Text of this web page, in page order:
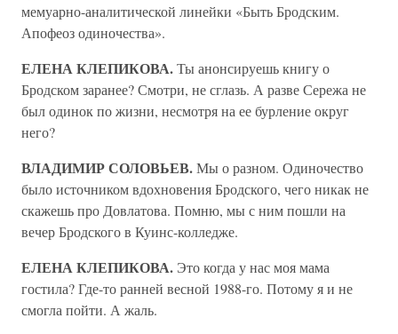
мемуарно-аналитической линейки «Быть Бродским.
Апофеоз одиночества».
ЕЛЕНА КЛЕПИКОВА.Ты анонсируешь книгу о
Бродском заранее? Смотри, не сглазь. А разве Сережа не
был одинок по жизни, несмотря на ее бурление округ
него?
ВЛАДИМИР СОЛОВЬЕВ.Мы о разном. Одиночество
было источником вдохновения Бродского, чего никак не
скажешь про Довлатова. Помню, мы с ним пошли на
вечер Бродского в Куинс-колледже.
ЕЛЕНА КЛЕПИКОВА. Это когда у нас моя мама
гостила? Где-то ранней весной 1988-го. Потому я и не
смогла пойти. А жаль.